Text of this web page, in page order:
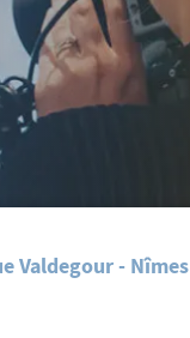
Valdegour - Nîmes